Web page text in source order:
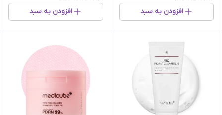
افزودن به سبد افزودن به سبد